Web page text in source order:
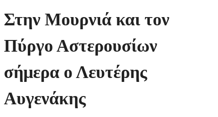
Στην Μουρνιά και τον
Πύργο Αστερουσίων
σήμερα ο Λευτέρης
Αυγενάκης